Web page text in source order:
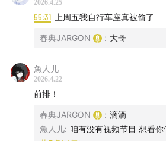
《解密中国大案》丁一鹤著作
百度百科：乔立夫
南方法制报：英雄与懦夫
2026.4.25
55:31 上周五我自行车座真被偷了
春典JARGON : 大哥
魚人儿
2026.4.22
前排！
春典JARGON : 滴滴
魚人儿: 咱有没有视频节目 想看